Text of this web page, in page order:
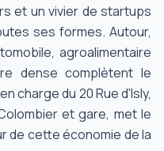
et un vivier de startups
ses formes. Autour,
agroalimentaire
dense complètent le
charge du 20 Rue d'Isly,
et gare, met le
de cette économie de la